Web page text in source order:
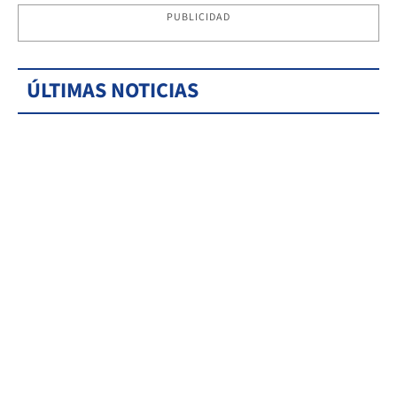
PUBLICIDAD
ÚLTIMAS NOTICIAS